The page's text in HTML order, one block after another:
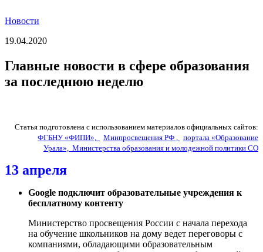
Новости
19.04.2020
Главные новости в сфере образования
за последнюю неделю
Статья подготовлена с использованием материалов официальных сайтов:
ФГБНУ «ФИПИ»,
Минпросвещения РФ , портала «Образование
Урала», Министерства образования и молодежной политики СО
13 апреля
Google подключит образовательные учреждения к
бесплатному контенту
Министерство просвещения России с начала перехода
на обучение школьников на дому ведет переговоры с
компаниями, обладающими образовательным